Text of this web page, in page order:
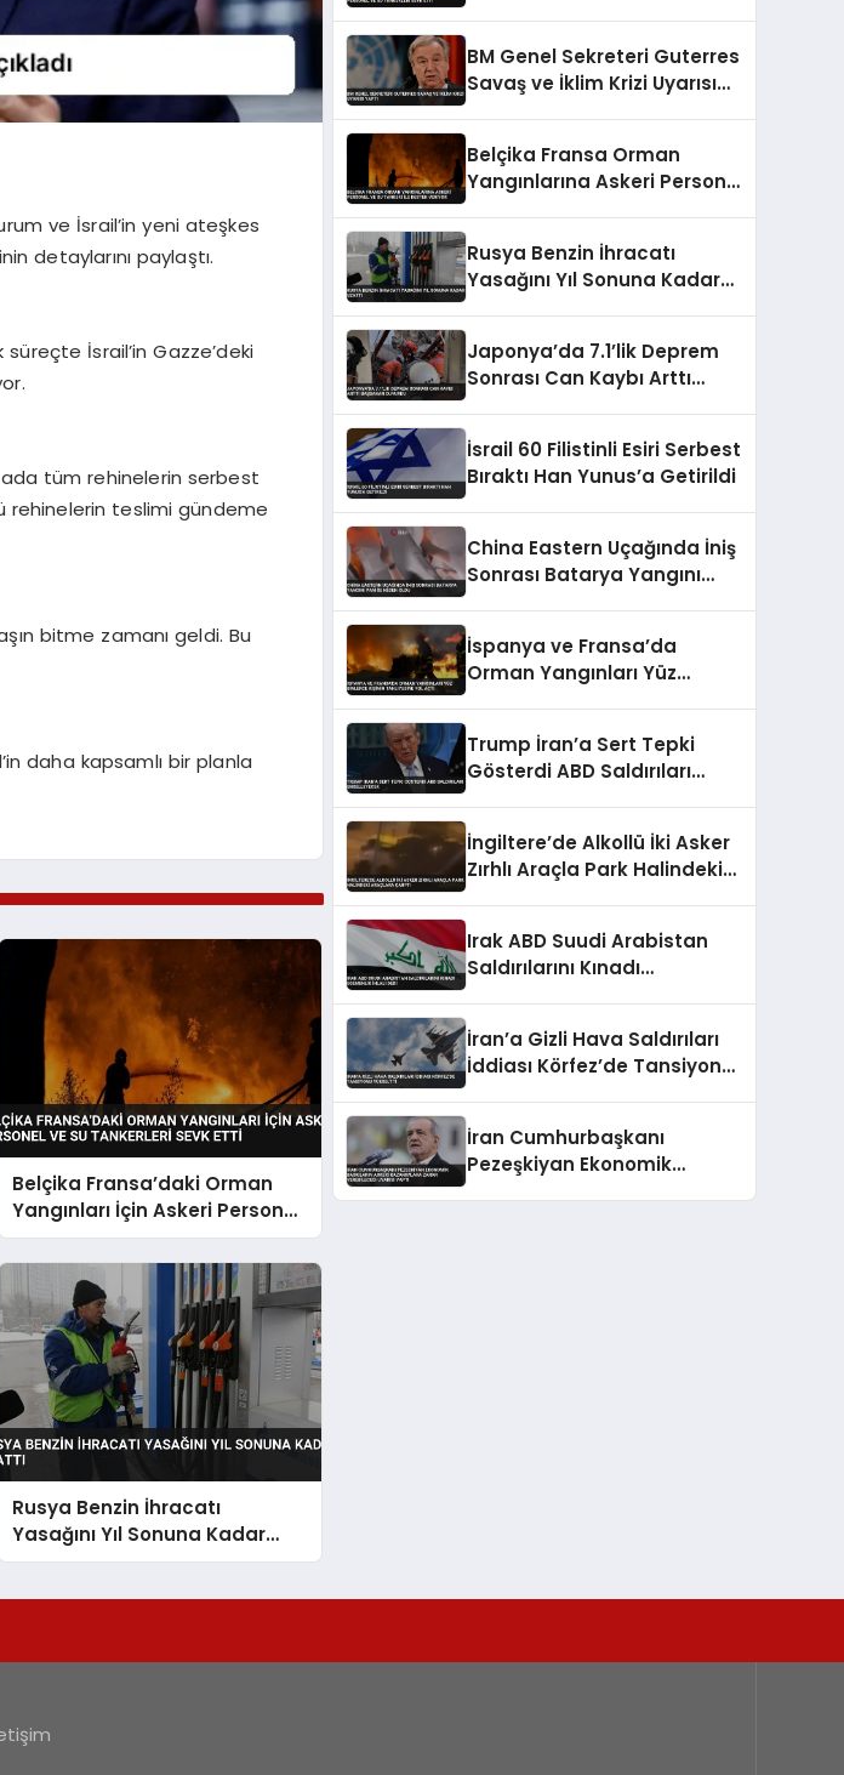
ve İsrail’in yeni ateşkes
detaylarını paylaştı.
İsrail’in Gazze’deki
tüm rehinelerin serbest
rehinelerin teslimi gündeme
bitme zamanı geldi. Bu
daha kapsamlı bir planla
Belçika Fransa’daki Orman
Yangınları İçin Askeri Personel
ve Su Tankerleri Sevk Etti
Rusya Benzin İhracatı
Yasağını Yıl Sonuna Kadar
Uzattı
BM Genel Sekreteri Guterres
Savaş ve İklim Krizi Uyarısı
Belçika Fransa Orman
Yangınlarına Askeri Personel
Rusya Benzin İhracatı
Yasağını Yıl Sonuna Kadar
Japonya’da 7.1’lik Deprem
Sonrası Can Kaybı Arttı
İsrail 60 Filistinli Esiri Serbest
Bıraktı Han Yunus’a Getirildi
China Eastern Uçağında İniş
Sonrası Batarya Yangını
İspanya ve Fransa’da
Orman Yangınları Yüz
Trump İran’a Sert Tepki
Gösterdi ABD Saldırıları
İngiltere’de Alkollü İki Asker
Zırhlı Araçla Park Halindeki
Irak ABD Suudi Arabistan
Saldırılarını Kınadı
İran’a Gizli Hava Saldırıları
İddiası Körfez’de Tansiyonu
İran Cumhurbaşkanı
Pezeşkiyan Ekonomik